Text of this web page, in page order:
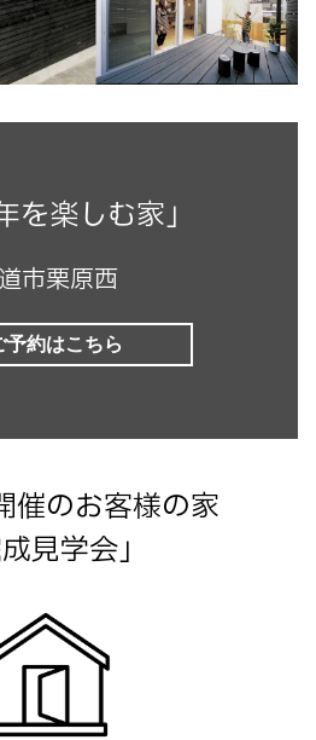
を楽しむ家」
市栗原西
予約はこちら
催のお客様の家
成見学会」